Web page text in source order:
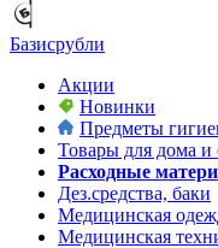
Базисрубли
Акции
Новинки
Предметы
Товары для дома и
Расходные
Дез.средства, баки
Медицинская
Медицинская